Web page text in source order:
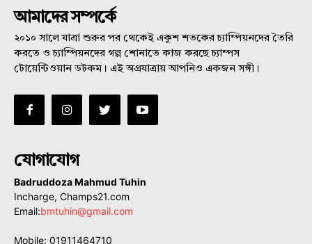
আমাদের সম্পর্কে
২০১০ সালে যাত্রা শুরুর পর থেকেই একুশ শতকের চ্যাম্পিয়নদের তৈরি
করতে ও চ্যাম্পিয়নদের গল্প শোনাতে কাজ করছে চ্যাম্পস
টোয়েন্টিওয়ান ডটকম। এই অগ্রযাত্রায় আপনিও একজন সঙ্গী।
যোগাযোগ
Badruddoza Mahmud Tuhin
Incharge, Champs21.com
Email:bmtuhin@gmail.com
Mobile: 01911464710